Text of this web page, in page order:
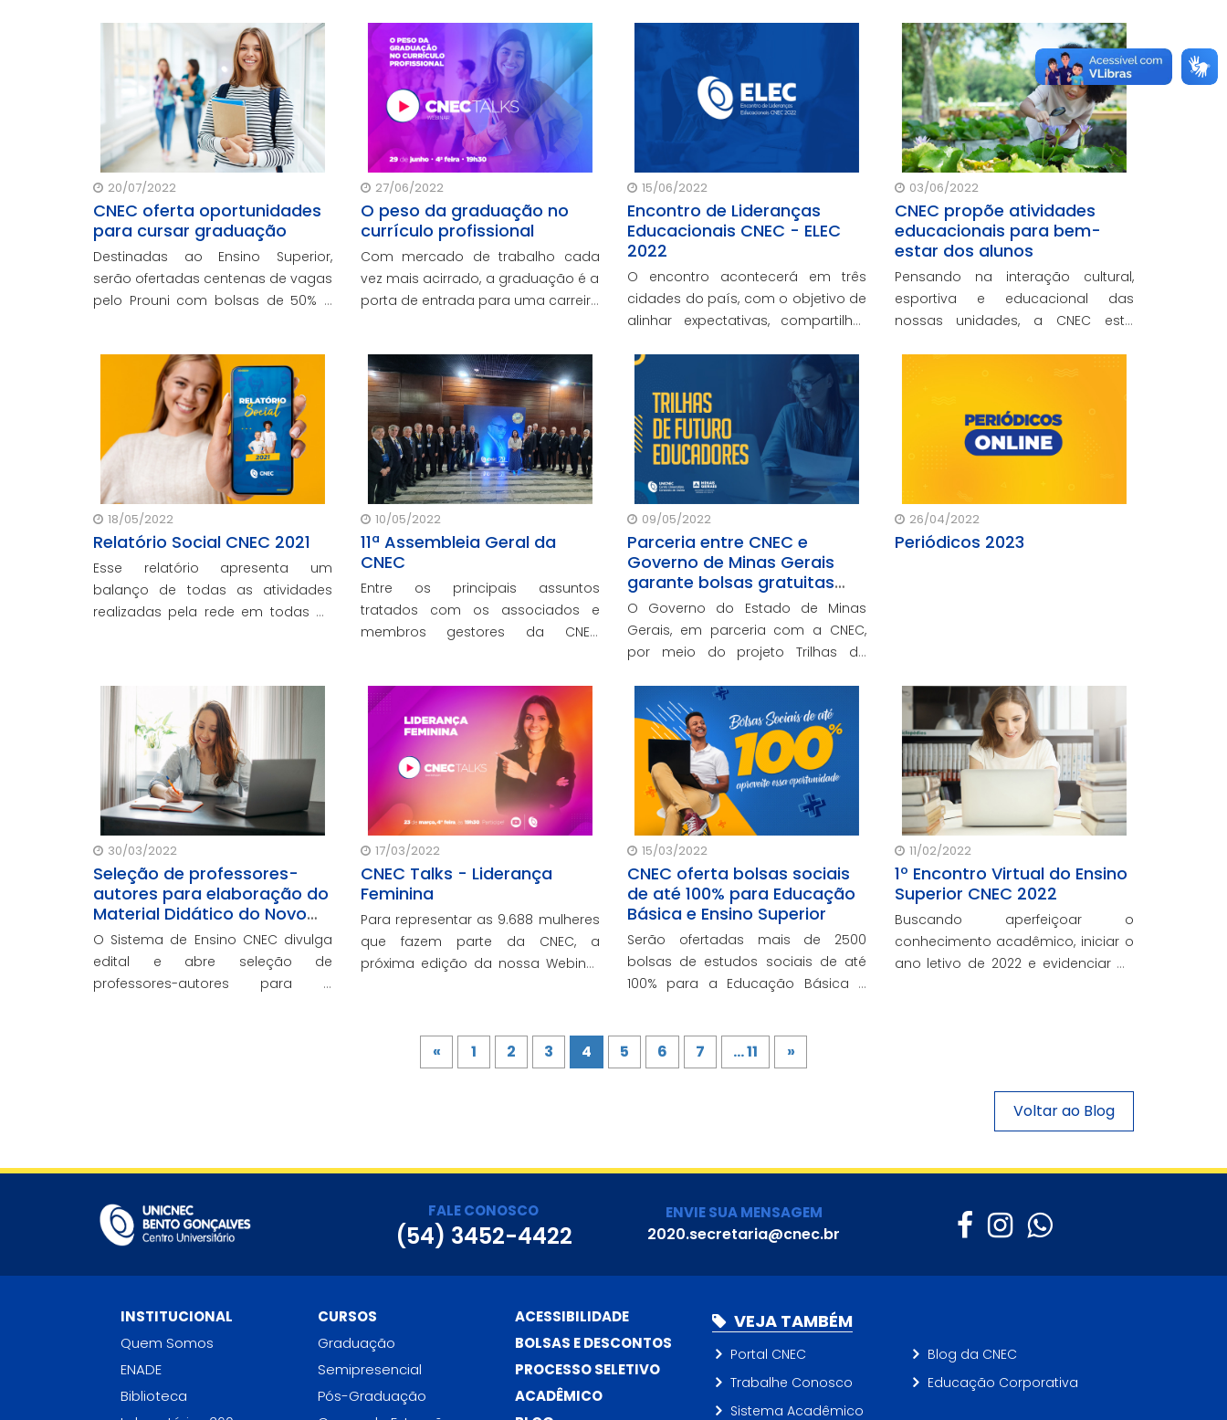
CNEC estão realizando a
atualização dos dados cadastrais
no Sistema RM.
instituições de todo o Brasil.
60 cidades em que estão
localizadas unidades CNEC.
20/07/2022
CNEC oferta oportunidades
para cursar graduação
Destinadas ao Ensino Superior,
serão ofertadas centenas de vagas
pelo Prouni com bolsas de 50% e
do financiamento estudantil da
rede, o Fies-CNEC.
27/06/2022
O peso da graduação no
currículo profissional
Com mercado de trabalho cada
vez mais acirrado, a graduação é a
porta de entrada para uma carreira
do CNEC Talks traz uma conversa
aprimorada sobre a importância
do Ensino Superior.
15/06/2022
Encontro de Lideranças
Educacionais CNEC - ELEC
2022
O encontro acontecerá em três
cidades do país, com o objetivo de
alinhar expectativas, compartilhar
formação dos diretores e
coordenadores da rede CNEC,
trabalhando com o foco no seu
papel educador, executivo e
empreendedor
03/06/2022
CNEC propõe atividades
educacionais para bem-
estar dos alunos
Pensando na interação cultural,
esportiva e educacional das
nossas unidades, a CNEC está
Semana do Meio Ambiente.
18/05/2022
Relatório Social CNEC 2021
Esse relatório apresenta um
balanço de todas as atividades
realizadas pela rede em todas as
10/05/2022
11ª Assembleia Geral da
CNEC
Entre os principais assuntos
tratados com os associados e
membros gestores da CNEC
Fiscal de 1º de janeiro a 31 de
dezembro de 2021.
09/05/2022
Parceria entre CNEC e
Governo de Minas Gerais
garante bolsas gratuitas
para cursos de pós-
graduação
O Governo do Estado de Minas
Gerais, em parceria com a CNEC,
por meio do projeto Trilhas de
gratuitas de estudo destinadas aos
educadores da SEE/MG para cursos
de Pós-graduação Online
26/04/2022
Periódicos 2023
30/03/2022
Seleção de professores-
autores para elaboração do
Material Didático do Novo
Ensino Médio CNEC
O Sistema de Ensino CNEC divulga
edital e abre seleção de
professores-autores para a
17/03/2022
CNEC Talks - Liderança
Feminina
Para representar as 9.688 mulheres
que fazem parte da CNEC, a
próxima edição da nossa Webinar
15/03/2022
CNEC oferta bolsas sociais
de até 100% para Educação
Básica e Ensino Superior
Serão ofertadas mais de 2500
bolsas de estudos sociais de até
100% para a Educação Básica e
11/02/2022
1º Encontro Virtual do Ensino
Superior CNEC 2022
Buscando aperfeiçoar o
conhecimento acadêmico, iniciar o
ano letivo de 2022 e evidenciar as
« 1 2 3 4 5 6 7 ... 11 »
Voltar ao Blog
FALE CONOSCO
(54) 3452-4422
ENVIE SUA MENSAGEM
2020.secretaria@cnec.br
INSTITUCIONAL
Quem Somos
ENADE
Biblioteca
CURSOS
Graduação
Semipresencial
Pós-Graduação
ACESSIBILIDADE
BOLSAS E DESCONTOS
PROCESSO SELETIVO
ACADÊMICO
VEJA TAMBÉM
Portal CNEC
Blog da CNEC
Trabalhe Conosco
Educação Corporativa
Sistema Acadêmico